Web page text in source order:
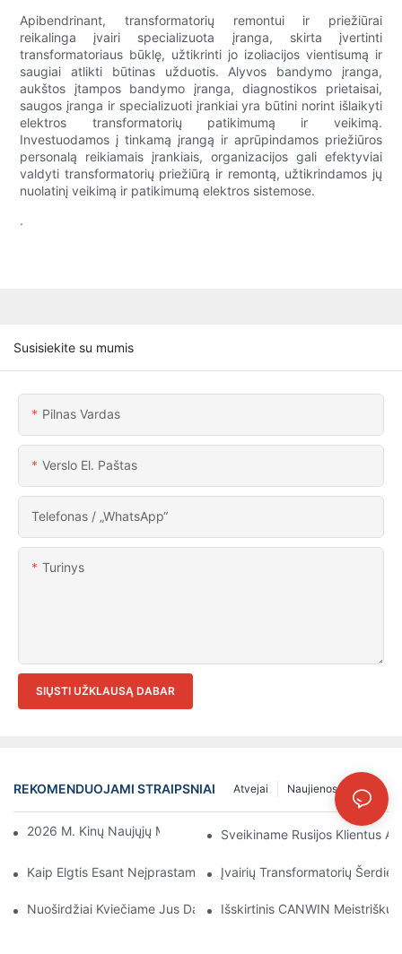
Apibendrinant, transformatorių remontui ir priežiūrai
reikalinga įvairi specializuota įranga, skirta įvertinti
transformatoriaus būklę, užtikrinti jo izoliacijos vientisumą ir
saugiai atlikti būtinas užduotis. Alyvos bandymo įranga,
aukštos įtampos bandymo įranga, diagnostikos prietaisai,
saugos įranga ir specializuoti įrankiai yra būtini norint išlaikyti
elektros transformatorių patikimumą ir veikimą.
Investuodamos į tinkamą įrangą ir aprūpindamos priežiūros
personalą reikiamais įrankiais, organizacijos gali efektyviai
valdyti transformatorių priežiūrą ir remontą, užtikrindamos jų
nuolatinį veikimą ir patikimumą elektros sistemose.
.
Susisiekite su mumis
Pilnas Vardas
Verslo El. Paštas
Telefonas / „WhatsApp“
Turinys
SIŲSTI UŽKLAUSĄ DABAR
REKOMENDUOJAMI STRAIPSNIAI DUK
Naujienos
Atvejai
2026 M. Kinų Naujųjų Metų Švenčių Pranešimas
Sveikiname Rusijos Klientus
Kaip Elgtis Esant Neįprastam Transformatorių Veikimui?
Įvairių Transformatorių
Nuoširdžiai Kviečiame Jus Dalyvauti CWIEME Berlin 2026 Ir
Išskirtinis CANWIN